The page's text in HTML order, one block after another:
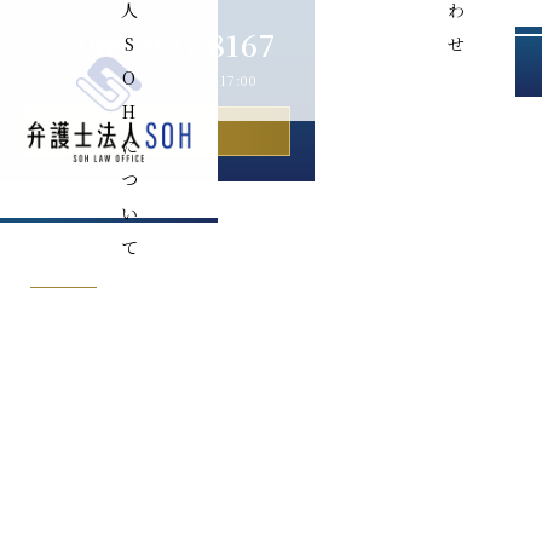
人
S
O
H
に
つ
い
て
わ
せ
089-993-8167
［受付時間］平日 9:00〜17:00
お問い合わせ